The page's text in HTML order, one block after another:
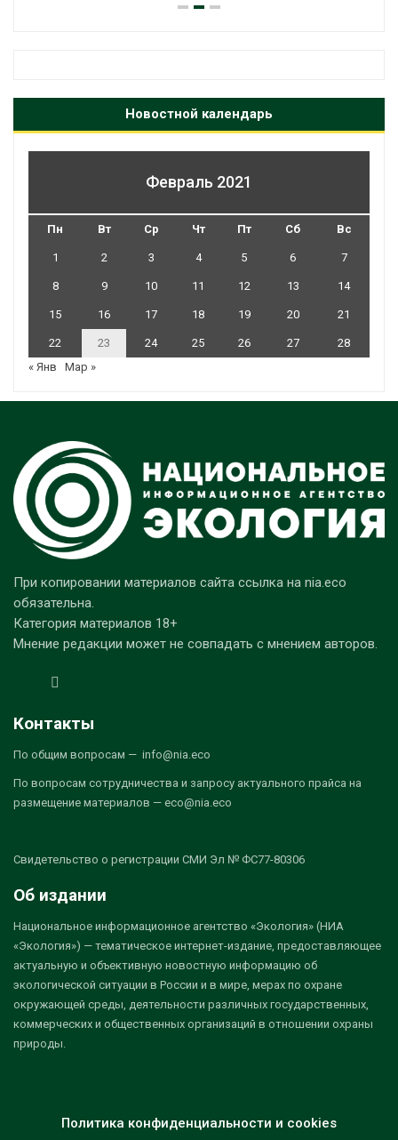
Новостной календарь
Февраль 2021
Пн Вт Ср Чт Пт Сб Вс
1 2 3 4 5 6 7
8 9 10 11 12 13 14
15 16 17 18 19 20 21
22 23 24 25 26 27
28
« Янв
Мар »
При копировании материалов сайта ссылка на nia.eco
обязательна.
Категория материалов 18+
Мнение редакции может не совпадать с мнением авторов.
Контакты
По общим вопросам — info@nia.eco
По вопросам сотрудничества и запросу актуального прайса на
размещение материалов — eco@nia.eco
Свидетельство о регистрации СМИ Эл № ФС77-80306
Об издании
Национальное информационное агентство «Экология» (НИА
«Экология») — тематическое интернет-издание, предоставляющее
актуальную и объективную новостную информацию об
экологической ситуации в России и в мире, мерах по охране
окружающей среды, деятельности различных государственных,
коммерческих и общественных организаций в отношении охраны
природы.
Политика конфиденциальности и cookies